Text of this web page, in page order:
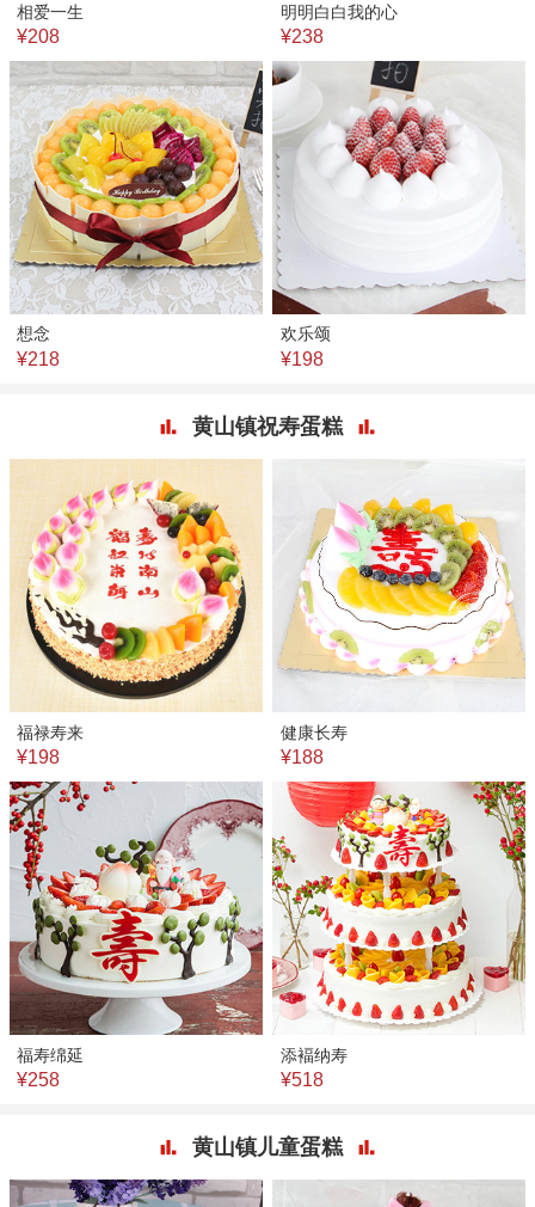
相爱一生
¥208
明明白白我的心
¥238
想念
¥218
欢乐颂
¥198
黄山镇祝寿蛋糕
福禄寿来
¥198
健康长寿
¥188
福寿绵延
¥258
添褔纳寿
¥518
黄山镇儿童蛋糕